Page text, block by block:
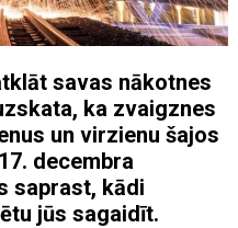
savas nākotnes
ka zvaigznes
un virzienu šajos
decembra
saprast, kādi
jūs sagaidīt.